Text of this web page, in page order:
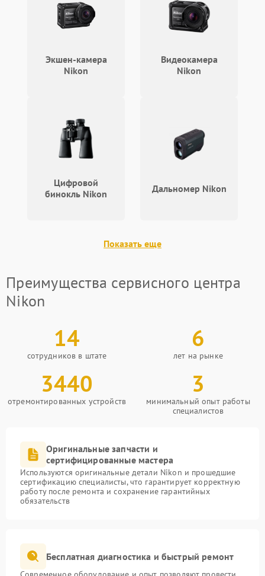
Экшен-камера
Nikon
Видеокамера
Nikon
Цифровой
бинокль Nikon
Дальномер Nikon
Показать еще
Преимущества сервисного центра
Nikon
14
сотрудников в штате
6
лет на рынке
3440
отремонтированных устройств
3
минимальный опыт работы
специалистов
Оригинальные запчасти и
сертифицированные мастера
Используются оригинальные детали Nikon и прошедшие
сертификацию специалисты, что гарантирует корректную
работу после ремонта и сохранение гарантийных
обязательств
Бесплатная диагностика и быстрый ремонт